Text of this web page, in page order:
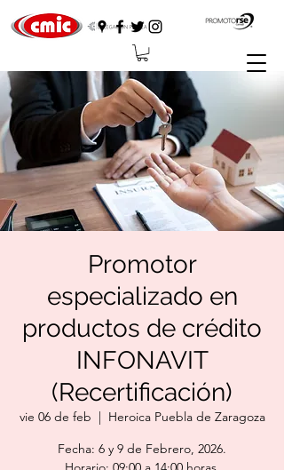
Promotor
especializado en
productos de crédito
INFONAVIT
(Recertificación)
vie 06 de feb
  |
Heroica Puebla de Zaragoza
Fecha: 6 y 9 de Febrero, 2026.